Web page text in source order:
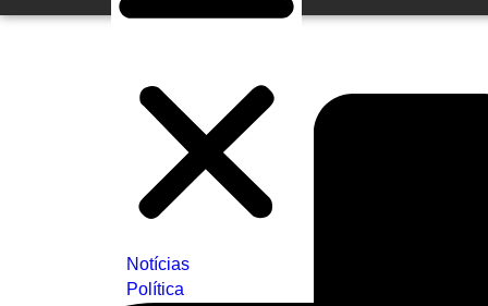
Notícias
Política